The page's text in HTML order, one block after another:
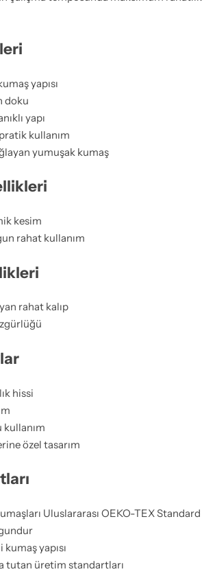
yapısı
doku
yapı
kullanım
yumuşak kumaş
kesim
rahat kullanım
rahat kalıp
hissi
özel tasarım
Uluslararası OEKO-TEX Standard
yapısı
tutan üretim standartları